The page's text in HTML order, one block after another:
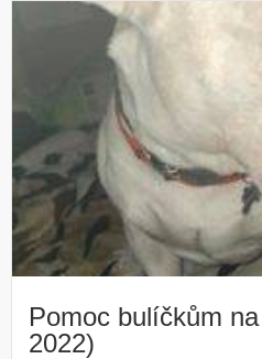
Pomoc bulíčkům
2022)